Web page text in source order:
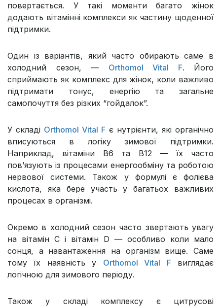
повертається. У такі моменти багато жінок
додають вітамінні комплекси як частину щоденної
підтримки.
Один із варіантів, який часто обирають саме в
холодний сезон, — Orthomol Vital F. Його
сприймають як комплекс для жінок, коли важливо
підтримати тонус, енергію та загальне
самопочуття без різких “гойдалок”.
У складі Orthomol Vital F є нутрієнти, які органічно
вписуються в логіку зимової підтримки.
Наприклад, вітаміни B6 та B12 — їх часто
пов’язують із процесами енергообміну та роботою
нервової системи. Також у формулі є фолієва
кислота, яка бере участь у багатьох важливих
процесах в організмі.
Окремо в холодний сезон часто звертають увагу
на вітамін C і вітамін D — особливо коли мало
сонця, а навантаження на організм вище. Саме
тому їх наявність у Orthomol Vital F виглядає
логічною для зимового періоду.
Також у складі комплексу є цитрусові